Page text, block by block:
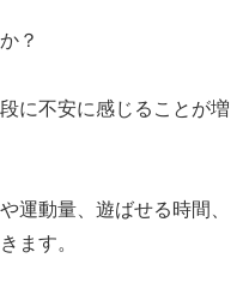
？
に不安に感じることが増
運動量、遊ばせる時間、
ます。